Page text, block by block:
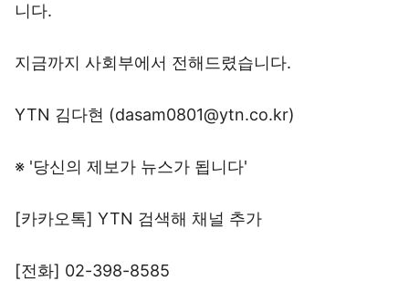
니다.
지금까지 사회부에서 전해드렸습니다.
YTN 김다현 (dasam0801@ytn.co.kr)
※ '당신의 제보가 뉴스가 됩니다'
[카카오톡] YTN 검색해 채널 추가
[전화] 02-398-8585